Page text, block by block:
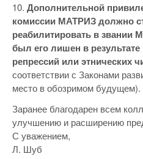
10. Дополнительной
комиссии МАТРИЗ должно
реабилитировать в звании
был его лишен в
репрессий или этнических
соответствии с Законами
место в обозримом будущем).
Заранее благодарен всем
улучшению и расширению
С уважением,
Л. Шуб